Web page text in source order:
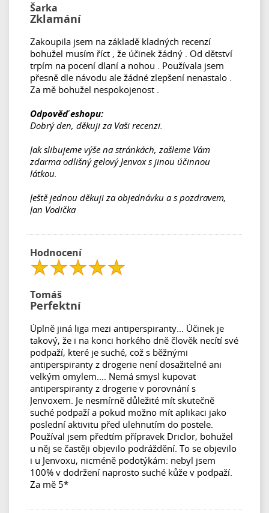
Šarka
Zklamání
Zakoupila jsem na základě kladných recenzí
bohužel musím říct , že účinek žádný . Od dětství
trpím na pocení dlaní a nohou . Používala jsem
přesně dle návodu ale žádné zlepšení nenastalo .
Za mě bohužel nespokojenost .
Odpověď eshopu:
Dobrý den, děkuji za Vaši recenzi.
Jak slibujeme výše na stránkách, zašleme Vám
zdarma odlišný gelový Jenvox s jinou účinnou
látkou.
Ještě jednou děkuji za objednávku a s pozdravem,
Jan Vodička
Hodnocení
Tomáš
Perfektní
Úplně jiná liga mezi antiperspiranty... Účinek je
takový, že i na konci horkého dně člověk necítí své
podpaží, které je suché, což s běžnými
antiperspiranty z drogerie není dosažitelné ani
velkým omylem.... Nemá smysl kupovat
antiperspiranty z drogerie v porovnání s
Jenvoxem. Je nesmírně důležité mít skutečně
suché podpaží a pokud možno mít aplikaci jako
poslední aktivitu před ulehnutím do postele.
Používal jsem předtím přípravek Driclor, bohužel
u něj se častěji objevilo podráždění. To se objevilo
i u Jenvoxu, nicméně podotýkám: nebyl jsem
100% v dodržení naprosto suché kůže v podpaží.
Za mě 5*